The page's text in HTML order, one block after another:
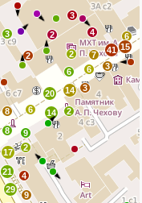
3
14
6
20
6
14 2
9
8
2
4
9
21
29
17
8
2
3
2
2
7
3
4
15
41
6
3
6